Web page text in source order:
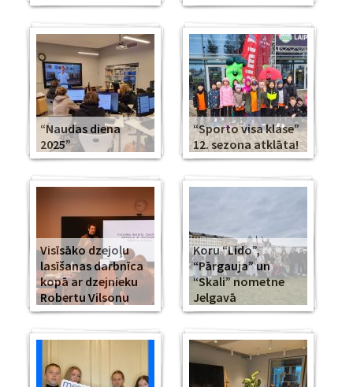
“Naudas diena
2025”
“Sporto visa klase”
12. sezona atklāta!
Visīsāko dzejoļu
lasīšanas darbnīca
kopā ar dzejnieku
Robertu Vilsonu
Koru “Lido”,
“Pārgauja” un
“Skali” nometne
Jelgavā